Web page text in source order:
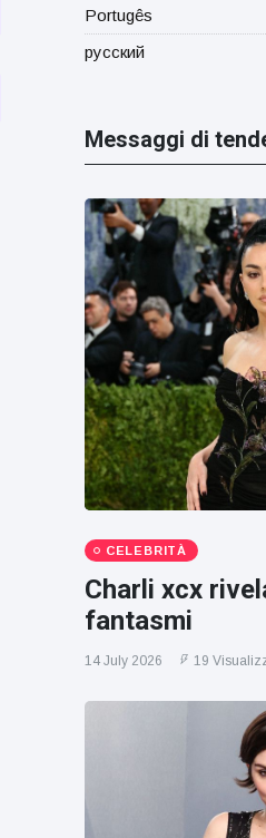
Portugês
русский
Messaggi di
CELEBRITÀ
Charli xcx
fantasmi
14 July 2026 19